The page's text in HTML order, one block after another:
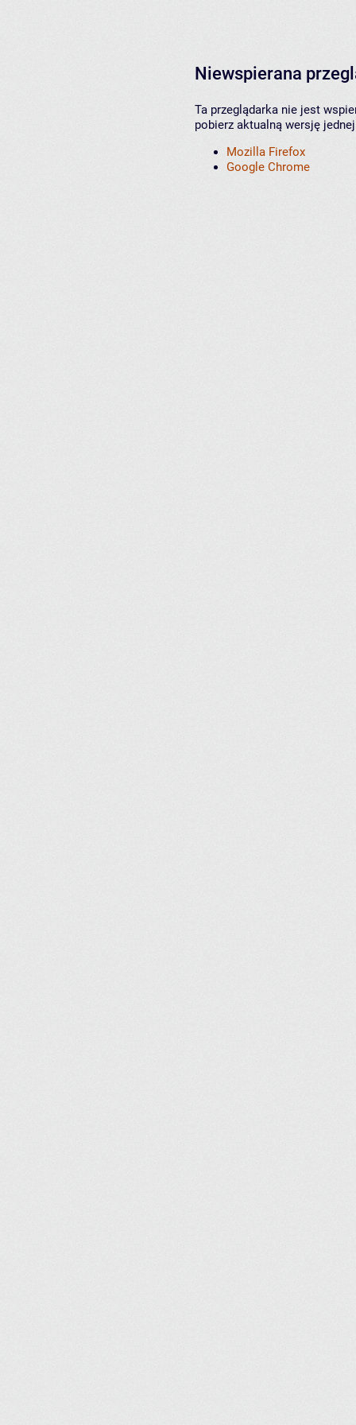
Niewspierana
Ta przeglądarka nie jest
pobierz aktualną wersję
Mozilla Firefox
Google Chrome